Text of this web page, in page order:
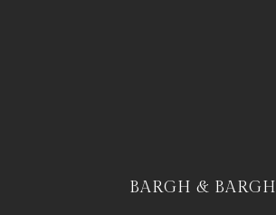
BARGH & BARGH